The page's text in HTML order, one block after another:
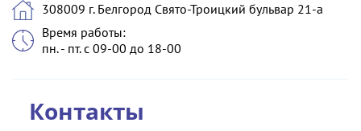
308009 г. Белгород Свято-Троицкий бульвар 21-а
Время работы:
пн. - пт. с 09-00 до 18-00
Контакты